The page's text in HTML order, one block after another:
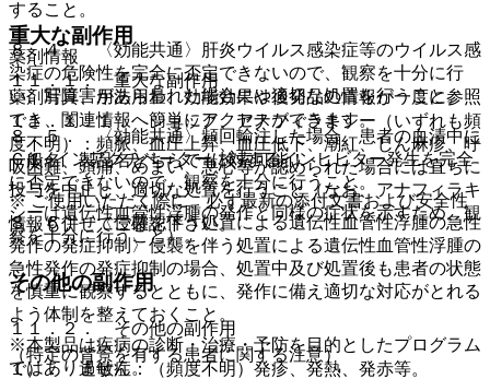
すること。
８．４． 〈効能共通〉肝炎ウイルス感染症等のウイルス感
染症の危険性を完全に否定できないので、観察を十分に行
い、肝障害があらわれた場合には適切な処置を行うこと。
８．５． 〈効能共通〉頻回輸注した場合、患者の血清中に
Ｃ１−インアクチベーターに対するインヒビター発生を完全
に否定できないので、観察を十分に行うこと。
８．６． 〈侵襲を伴う処置による遺伝性血管性浮腫の急性
発作の発症抑制〉侵襲を伴う処置による遺伝性血管性浮腫の
急性発作の発症抑制の場合、処置中及び処置後も患者の状態
を慎重に観察するとともに、発作に備え適切な対応がとれる
よう体制を整えておくこと。
（特定の背景を有する患者に関する注意）
重大な副作用
１１．１． 重大な副作用
１１．１．１． ショック、アナフィラキシー（いずれも頻
度不明）：頻脈、血圧上昇、血圧低下、潮紅、じん麻疹、呼
吸困難、頭痛、めまい、悪心等が認められた場合には直ちに
投与を中止し、適切な処置を行うこと（なお、アナフィラキ
シーは遺伝性血管性浮腫の発作と同様の症状を示すため、観
察を十分に行うこと）。
その他の副作用
１１．２． その他の副作用
１）． 過敏症：（頻度不明）発疹、発熱、発赤等。
薬剤情報
薬剤写真、用法用量、効能効果や後発品の情報が一度に参照
でき、関連情報へ簡単にアクセスができます。
一般名、製品名どちらでも検索可能！
※ ご使用いただく際に、必ず最新の添付文書および安全性
情報も併せてご確認下さい。
※本製品は疾病の診断・治療・予防を目的としたプログラム
ではありません。